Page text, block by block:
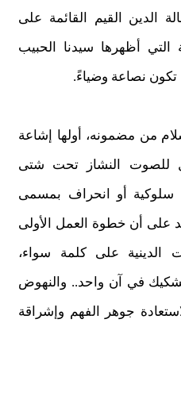
الدين القيم القائمة على
التي أظهرها سيدنا الحبيب
نصاعة وضياءً.
من مضمونه، أولها إشاعة
للصوت النشاز تحت شتى
سلوكية أو انحراف بمسمى
على أن خطوة العمل الأولى
الدينية على كلمة سواء،
في آن واحد.. والنهوض
جوهر الفهم وإشراقة